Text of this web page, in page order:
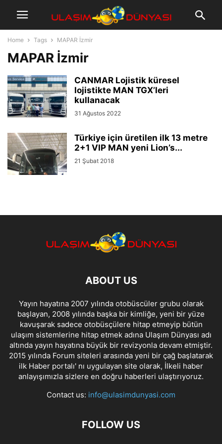
Home Tags MAPAR İzmir
MAPAR İzmir
CANMAR Lojistik küresel
lojistikte MAN TGX’leri
kullanacak
31 Ağustos 2022
Türkiye için üretilen ilk 13 metre
2+1 VIP MAN yeni Lion’s...
21 Şubat 2018
ABOUT US
Yayın hayatına 2007 yılında otobüscüler grubu olarak
başlayan, 2008 yılında başka bir kimliğe, yeni bir yüze
kavuşarak sadece otobüsçülere hitap etmeyip bütün
ulaşım sistemlerine hitap etmek adına Ulaşım Dünyası adı
altında yayın hayatına büyük bir revizyonla devam etmiştir.
2015 yılında Forum siteleri arasında yeni bir çağ başlatarak
ilk Haber portalı' nı uygulayan site olarak, İlkeli haber
anlayışımızla sizlere en doğru haberleri ulaştırıyoruz.
Contact us: info@ulasimdunyasi.com
FOLLOW US